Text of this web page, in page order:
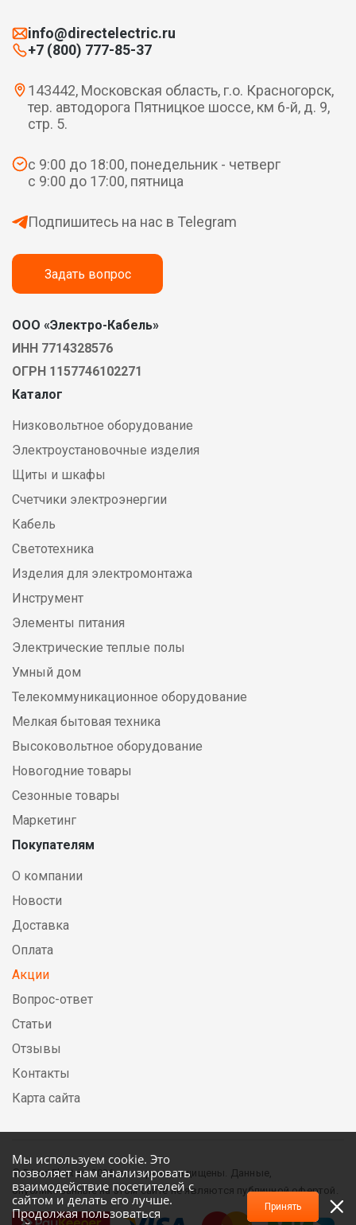
Мы используем cookie. Это
позволяет нам анализировать
взаимодействие посетителей с
сайтом и делать его лучше.
Продолжая пользоваться
Принять
info@directelectric.ru
+7 (800) 777-85-37
143442, Московская область, г.о. Красногорск,
тер. автодорога Пятницкое шоссе, км 6-й, д. 9,
стр. 5.
с 9:00 до 18:00, понедельник - четверг
с 9:00 до 17:00, пятница
Подпишитесь на нас в Telegram
Задать вопрос
ООО «Электро-Кабель»
ИНН 7714328576
ОГРН 1157746102271
Каталог
Низковольтное оборудование
Электроустановочные изделия
Щиты и шкафы
Счетчики электроэнергии
Кабель
Светотехника
Изделия для электромонтажа
Инструмент
Элементы питания
Электрические теплые полы
Умный дом
Телекоммуникационное оборудование
Мелкая бытовая техника
Высоковольтное оборудование
Новогодние товары
Сезонные товары
Маркетинг
Покупателям
О компании
Новости
Доставка
Оплата
Акции
Вопрос-ответ
Статьи
Отзывы
Контакты
Карта сайта
© DirectElectric, 2026, все права защищены. Данные,
опубликованные на этом сайте не являются публичной офертой.